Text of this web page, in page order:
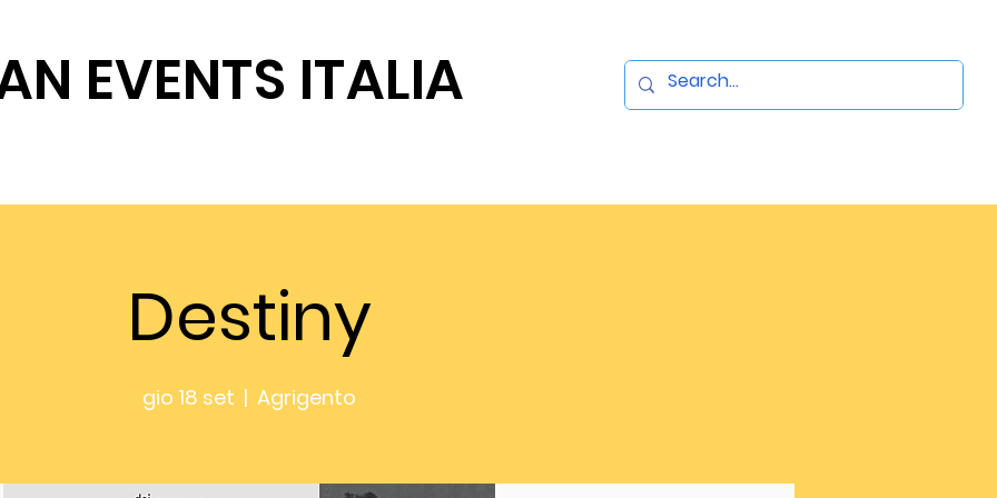
EVENTS ITALIA
Destiny
gio 18 set
  |
Agrigento